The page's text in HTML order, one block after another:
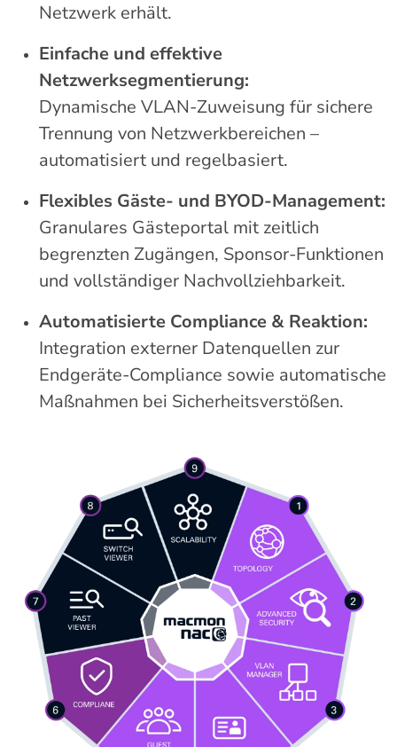
Netzwerk erhält.
Einfache und effektive
Netzwerksegmentierung:
Dynamische VLAN-Zuweisung für sichere
Trennung von Netzwerkbereichen –
automatisiert und regelbasiert.
Flexibles Gäste- und BYOD-Management:
Granulares Gästeportal mit zeitlich
begrenzten Zugängen, Sponsor-Funktionen
und vollständiger Nachvollziehbarkeit.
Automatisierte Compliance & Reaktion:
Integration externer Datenquellen zur
Endgeräte-Compliance sowie automatische
Maßnahmen bei Sicherheitsverstößen.